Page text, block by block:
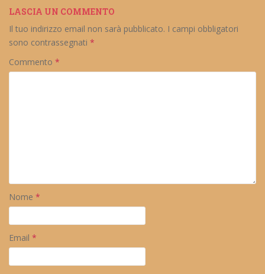
LASCIA UN COMMENTO
Il tuo indirizzo email non sarà pubblicato. I campi obbligatori
sono contrassegnati *
Commento *
Nome *
Email *